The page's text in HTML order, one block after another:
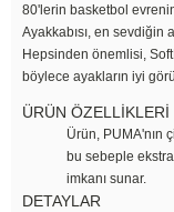
80'lerin basketbol
Ayakkabısı, en sevdiğin
Hepsinden önemlisi,
böylece ayakların iyi
ÜRÜN ÖZELLİKLERİ
Ürün, PUMA'nın
bu sebeple
imkanı sunar.
DETAYLAR